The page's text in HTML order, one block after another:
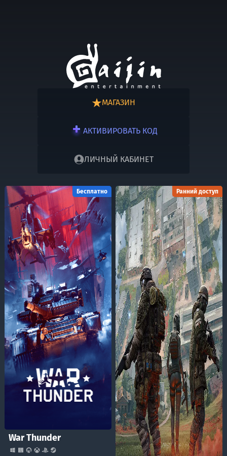
МАГАЗИН
АКТИВИРОВАТЬ КОД
ЛИЧНЫЙ КАБИНЕТ
Бесплатно
War Thunder
Ранний доступ